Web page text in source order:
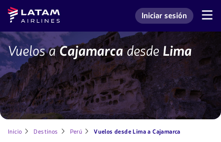
Saltar
menú.
Saltar al
contenido
principal.
Navegación
secciones
de
usuario.
Latam
Airlines
Ingresar a mi cuenta
Iniciar sesión
LIM-
CJAVuelos aCajamarcadesdeLima
Inicio Destinos Perú Vuelos desde Lima a Cajamarca